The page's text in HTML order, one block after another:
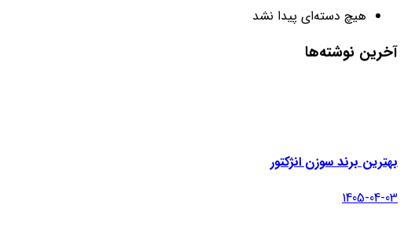
هیچ دسته‌ای پیدا نشد
آخرین نوشته‌ها
بهترین برند سوزن انژکتور
1405-04-03